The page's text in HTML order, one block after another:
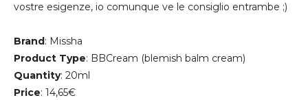
vostre esigenze, io comunque ve le consiglio entrambe ;)
Brand : Missha
Product Type: BBCream (blemish balm cream)
Quantity: 20ml
Price: 14,65€